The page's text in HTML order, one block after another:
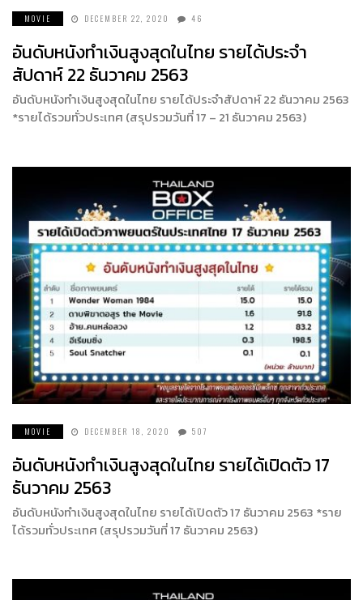
MOVIE DECEMBER 22, 2020 46
อันดับหนังทำเงินสูงสุดในไทย รายได้ประจำ
สัปดาห์ 22 ธันวาคม 2563
อันดับหนังทำเงินสูงสุดในไทย รายได้ประจำสัปดาห์ 22 ธันวาคม 2563
*รายได้รวมทั่วประเทศ (สรุปรวมวันที่ 17 – 21 ธันวาคม 2563)
MOVIE DECEMBER 18, 2020 507
อันดับหนังทำเงินสูงสุดในไทย รายได้เปิดตัว 17
ธันวาคม 2563
อันดับหนังทำเงินสูงสุดในไทย รายได้เปิดตัว 17 ธันวาคม 2563 *ราย
ได้รวมทั่วประเทศ (สรุปรวมวันที่ 17 ธันวาคม 2563)